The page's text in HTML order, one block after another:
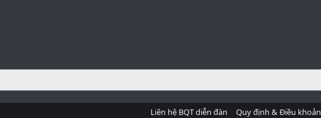
Liên hệ BQT diễn đàn Quy định & Điều khoản